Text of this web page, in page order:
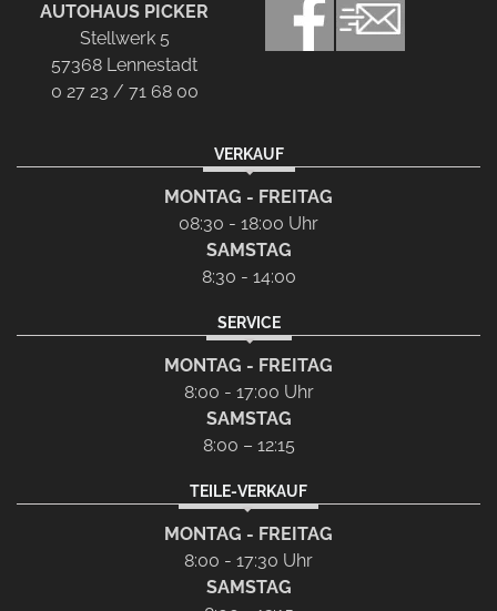
AUTOHAUS PICKER
Stellwerk 5
57368 Lennestadt
0 27 23 / 71 68 00
VERKAUF
MONTAG - FREITAG
08:30 - 18:00 Uhr
SAMSTAG
8:30 - 14:00
SERVICE
MONTAG - FREITAG
8:00 - 17:00 Uhr
SAMSTAG
8:00 – 12:15
TEILE-VERKAUF
MONTAG - FREITAG
8:00 - 17:30 Uhr
SAMSTAG